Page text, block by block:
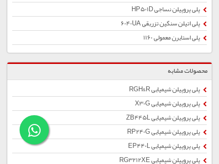
پلی پروپیلن نساجی HP501D
پلی اتیلن سنگین تزریقی 6040UA
پلی استایرن معمولی 1160
محصولات مشابه
پلی پروپیلن شیمیایی RGH&R
پلی پروپیلن شیمیایی X30G
پلی پروپیلن شیمیایی ZB445L
پلی پروپیلن شیمیایی RP240G
پلی پروپیلن شیمیایی EP440L
پلی پروپیلن شیمیایی RG3212XE